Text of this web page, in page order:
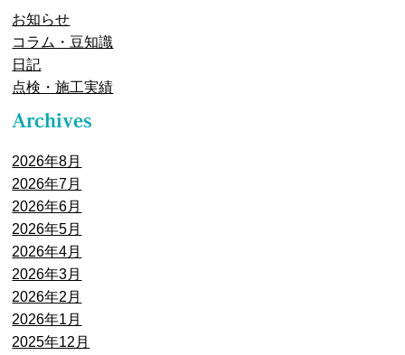
お知らせ
コラム・豆知識
日記
点検・施工実績
2026年8月
2026年7月
2026年6月
2026年5月
2026年4月
2026年3月
2026年2月
2026年1月
2025年12月